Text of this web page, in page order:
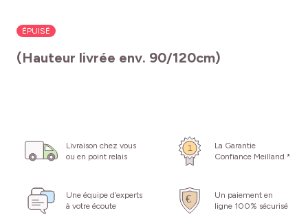
ÉPUISÉ
(Hauteur livrée env. 90/120cm)
Livraison chez vous
ou en point relais
La Garantie
Confiance Meilland *
Une équipe d’experts
à votre écoute
Un paiement en
ligne 100% sécurisé